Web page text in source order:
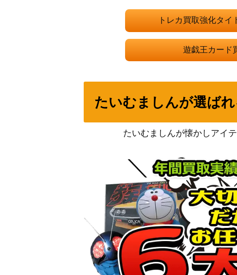
ブラック・マジシャン・ガール（UR）【HC01-
トライホーン・ドラゴン（UR）【初期】
二つの聖血を引く王子 リーフ（SR+）B15
遊戯王 ファイアウォール・X・ドラゴン（20thｼ
灼熱の火霊使いヒータ（20thSE）【SAST-
ピュアハート 箱崎星梨花（SP）IAS/IMS
遊戯王 守護神官マナ（20thｼｰｸﾚｯﾄ） 20th
新しい自分へ 田中琴葉（SSP）IAS/IMS
遊戯王 Sin Selector（20thｼｰｸﾚｯﾄ） 20th
ヴァイス ピュアハート 箱崎星梨花（SSP） IAS/
スターヴ・ヴェノム・フュージョン・ドラゴン
JP038】
トレカ買取強化タ
遊戯王カード
たいむましんが選ば
たいむましんが懐かしアイ